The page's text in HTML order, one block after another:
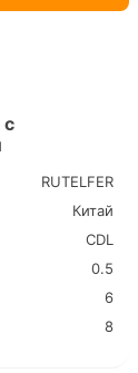
с
RUTELFER
Китай
CDL
0.5
6
8